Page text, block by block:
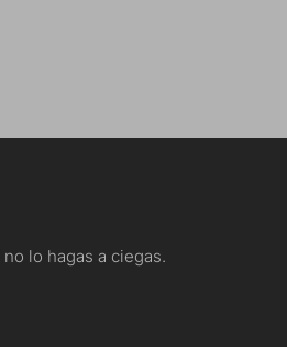
lo hagas a ciegas.